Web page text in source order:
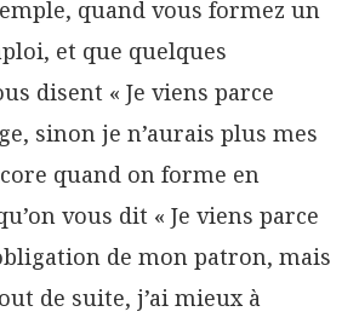
quand vous formez un
et que quelques
disent « Je viens parce
sinon je n’aurais plus mes
quand on forme en
vous dit « Je viens parce
de mon patron, mais
de suite, j’ai mieux à